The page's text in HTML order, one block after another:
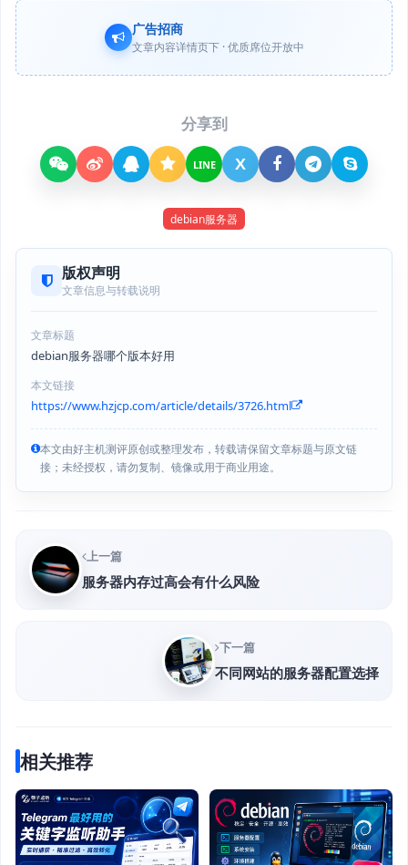
广告招商
文章内容详情页下 · 优质席位开放中
分享到
LINE X
debian服务器
版权声明
文章信息与转载说明
文章标题
debian服务器哪个版本好用
本文链接
https://www.hzjcp.com/article/details/3726.html
本文由好主机测评原创或整理发布，转载请保留文章标题与原文链
接；未经授权，请勿复制、镜像或用于商业用途。
上一篇
服务器内存过高会有什么风险
下一篇
不同网站的服务器配置选择
相关推荐